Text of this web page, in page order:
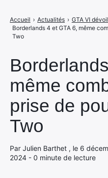
même
prise de
Two
Par Julien Barthet , le 6
2024 - 0 minute de lecture
Accueil › Actualités ›
Borderlands 4 et GTA 6, même
Two